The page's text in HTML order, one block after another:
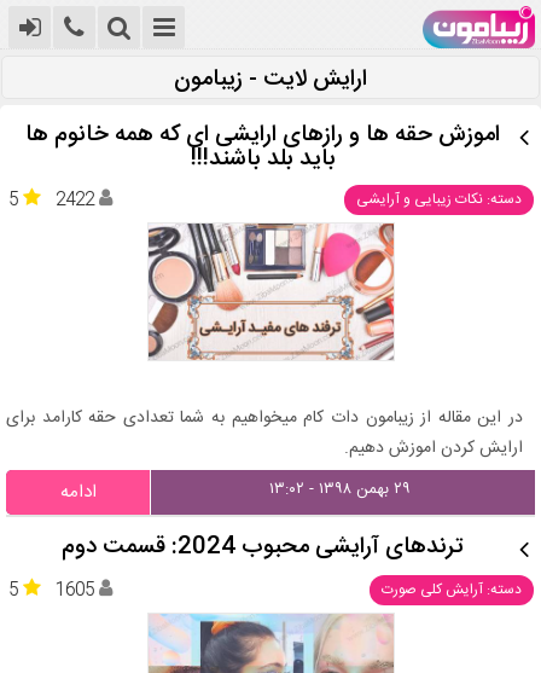
ارایش لایت - زیبامون
اموزش حقه ها و رازهای ارایشی ای که همه خانوم ها
باید بلد باشند!!!
دسته: نکات زیبایی و آرایشی 5 2422
در این مقاله از زیبامون دات کام میخواهیم به شما تعدادی حقه کارامد برای
ارایش کردن اموزش دهیم.
۲۹ بهمن ۱۳۹۸ - ۱۳:۰۲ ادامه
ترندهای آرایشی محبوب 2024: قسمت دوم
دسته: آرایش کلی صورت 5 1605